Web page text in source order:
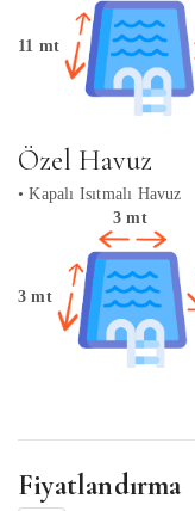
11 mt
Özel Havuz
• Kapalı Isıtmalı Havuz
3 mt
3 mt
Fiyatlandırma